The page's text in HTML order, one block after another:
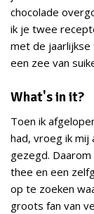
chocolade
ik je twee
met de
een zee van
What's in it?
Toen ik
had, vroeg ik mij
gezegd.
thee en een
op te zoeken
groots fan van